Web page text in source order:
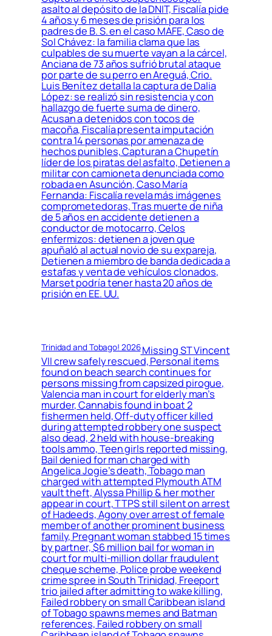
asalto al depósito de la DNIT, Fiscalía pide
4 años y 6 meses de prisión para los
padres de B. S. en el caso MAFE, Caso de
Sol Chávez: la familia clama que las
culpables de su muerte vayan a la cárcel,
Anciana de 73 años sufrió brutal ataque
por parte de su perro en Areguá, Crio.
Luis Benítez detalla la captura de Dalia
López: se realizó sin resistencia y con
hallazgo de fuerte suma de dinero,
Acusan a detenidos con tocos de
macoña, Fiscalía presenta imputación
contra 14 personas por amenaza de
hechos punibles, Capturan a Chupetín
líder de los piratas del asfalto, Detienen a
militar con camioneta denunciada como
robada en Asunción, Caso María
Fernanda: Fiscalía revela más imágenes
comprometedoras, Tras muerte de niña
de 5 años en accidente detienen a
conductor de motocarro, Celos
enfermizos: detienen a joven que
apuñaló al actual novio de su expareja,
Detienen a miembro de banda dedicada a
estafas y venta de vehículos clonados,
Marset podría tener hasta 20 años de
prisión en EE. UU.
Trinidad and Tobago! 2026Missing ST Vincent
VII crew safely rescued, Personal items
found on beach search continues for
persons missing from capsized pirogue,
Valencia man in court for elderly man’s
murder, Cannabis found in boat 2
fishermen held, Off-duty officer killed
during attempted robbery one suspect
also dead, 2 held with house-breaking
tools ammo, Teen girls reported missing,
Bail denied for man charged with
Angelica Jogie’s death, Tobago man
charged with attempted Plymouth ATM
vault theft, Alyssa Phillip & her mother
appear in court, TTPS still silent on arrest
of Hadeeds, Agony over arrest of female
member of another prominent business
family, Pregnant woman stabbed 15 times
by partner, $6 million bail for woman in
court for multi-million dollar fraudulent
cheque scheme, Police probe weekend
crime spree in South Trinidad, Freeport
trio jailed after admitting to wake killing,
Failed robbery on small Caribbean island
of Tobago spawns memes and Batman
references, Failed robbery on small